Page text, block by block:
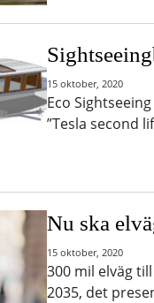
15 oktober, 2020
Eco
”Tesla second
Nu ska
15 oktober, 2020
300 mil elväg
2035, det